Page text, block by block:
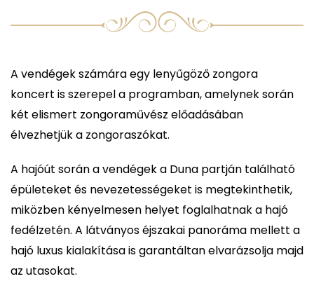
A vendégek számára egy lenyűgöző zongora
koncert is szerepel a programban, amelynek során
két elismert zongoraművész előadásában
élvezhetjük a zongoraszókat.
A hajóút során a vendégek a Duna partján található
épületeket és nevezetességeket is megtekinthetik,
miközben kényelmesen helyet foglalhatnak a hajó
fedélzetén. A látványos éjszakai panoráma mellett a
hajó luxus kialakítása is garantáltan elvarázsolja majd
az utasokat.